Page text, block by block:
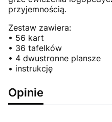
przyjemnością.
Zestaw zawiera:
• 56 kart
• 36 tafelków
• 4 dwustronne plansze
• instrukcję
Opinie